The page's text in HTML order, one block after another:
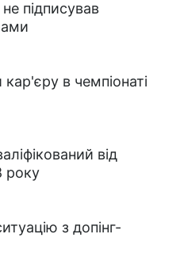
підписував
в чемпіонаті
від
року
з допінг-